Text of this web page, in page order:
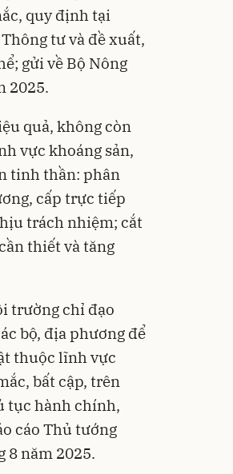
quy định tại
tư và đề xuất,
gửi về Bộ Nông
2025.
quả, không còn
vực khoáng sản,
tinh thần: phân
cấp trực tiếp
trách nhiệm; cắt
thiết và tăng
trường chỉ đạo
bộ, địa phương để
thuộc lĩnh vực
bất cập, trên
tục hành chính,
cáo Thủ tướng
8 năm 2025.